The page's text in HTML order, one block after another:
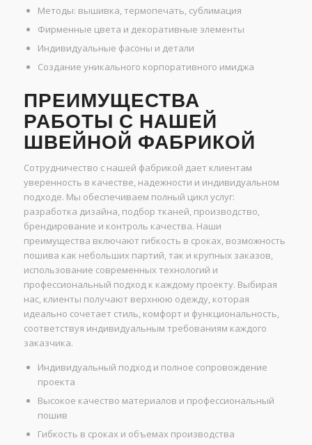
Методы: вышивка, термопечать, сублимация
Фирменные цвета и декоративные элементы
Индивидуальные фасоны и детали
Создание уникального корпоративного имиджа
ПРЕИМУЩЕСТВА
РАБОТЫ С НАШЕЙ
ШВЕЙНОЙ ФАБРИКОЙ
Сотрудничество с нашей фабрикой дает клиентам
уверенность в качестве, надежности и индивидуальном
подходе. Мы обеспечиваем полный цикл услуг:
разработка дизайна, подбор тканей, производство,
брендирование и контроль качества. Наши
преимущества включают гибкость в сроках, возможность
пошива как небольших партий, так и крупных заказов,
использование современных технологий и
профессиональный подход к каждому проекту. Выбирая
нас, клиенты получают верхнюю одежду, которая
идеально сочетает стиль, комфорт и функциональность,
соответствуя индивидуальным требованиям каждого
заказчика.
Индивидуальный подход и полное сопровождение
проекта
Высокое качество материалов и профессиональный
пошив
Гибкость в сроках и объемах производства